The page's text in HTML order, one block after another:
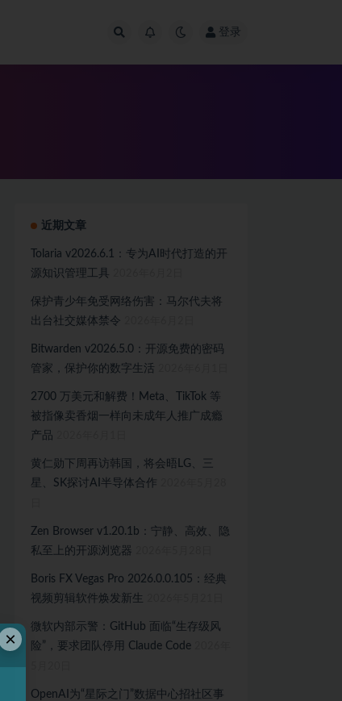
登录
近期文章
Tolaria v2026.6.1：专为AI时代打造的开
源知识管理工具
保护青少年免受网络伤害：马尔代夫将
出台社交媒体禁令
Bitwarden v2026.5.0：开源免费的密码
管家，保护你的数字生活
2700 万美元和解费！Meta、TikTok 等
被指像卖香烟一样向未成年人推广成瘾
产品
黄仁勋下周再访韩国，将会晤LG、三
星、SK探讨AI半导体合作
Zen Browser v1.20.1b：宁静、高效、隐
私至上的开源浏览器
Boris FX Vegas Pro 2026.0.0.105：经典
视频剪辑软件焕发新生
微软内部示警：GitHub 面临“生存级风
险”，要求团队停用 Claude Code
OpenAI为“星际之门”数据中心招社区事
×